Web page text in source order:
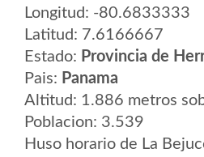
Longitud: -80.6833333
Latitud: 7.6166667
Estado: Provincia de
Pais: Panama
Altitud: 1.886 metros
Poblacion: 3.539
Huso horario de La